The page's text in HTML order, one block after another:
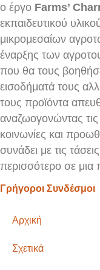
ο έργο Farms’
εκπαιδευτικού
μικρομεσαίων
έναρξης των
που θα τους
εισοδήματά τους
τους προϊόντα
αναζωογονώντας τις
κοινωνίες και
συνάδει με τις
περισσότερο σε μια
Γρήγοροι Συνδέσμοι
Αρχική
Σχετικά